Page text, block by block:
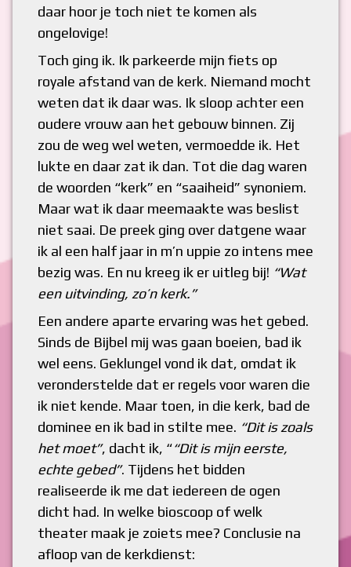
daar hoor je toch niet te komen als
ongelovige!
Toch ging ik. Ik parkeerde mijn fiets op
royale afstand van de kerk. Niemand mocht
weten dat ik daar was. Ik sloop achter een
oudere vrouw aan het gebouw binnen. Zij
zou de weg wel weten, vermoedde ik. Het
lukte en daar zat ik dan. Tot die dag waren
de woorden “kerk” en “saaiheid” synoniem.
Maar wat ik daar meemaakte was beslist
niet saai. De preek ging over datgene waar
ik al een half jaar in m’n uppie zo intens mee
bezig was. En nu kreeg ik er uitleg bij! “Wat
een uitvinding, zo’n kerk.”
Een andere aparte ervaring was het gebed.
Sinds de Bijbel mij was gaan boeien, bad ik
wel eens. Geklungel vond ik dat, omdat ik
veronderstelde dat er regels voor waren die
ik niet kende. Maar toen, in die kerk, bad de
dominee en ik bad in stilte mee. “Dit is zoals
het moet”, dacht ik, ““Dit is mijn eerste,
echte gebed”. Tijdens het bidden
realiseerde ik me dat iedereen de ogen
dicht had. In welke bioscoop of welk
theater maak je zoiets mee? Conclusie na
afloop van de kerkdienst: